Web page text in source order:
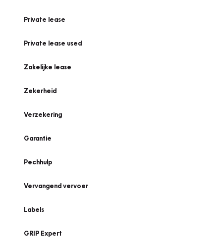
Private lease
Private lease used
Zakelijke lease
Zekerheid
Verzekering
Garantie
Pechhulp
Vervangend vervoer
Labels
GRIP Expert